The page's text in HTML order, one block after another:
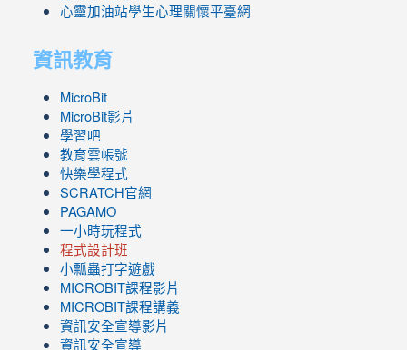
心靈加油站學生心理關懷平臺網
資訊教育
MicroBit
MicroBit影片
學習吧
教育雲帳號
快樂學程式
SCRATCH官網
PAGAMO
一小時玩程式
程式設計班
小瓢蟲打字遊戲
link
to
https://www.youtube.com/channel/UC8LghzcV5-
ZBGmXwlbUndNA/videos?
MICROBIT課程影片
link
to
https://www.youtube.com/channel/UC8LghzcV5-
MICROBIT課程講義
資訊安全宣導影片
資訊安全宣導